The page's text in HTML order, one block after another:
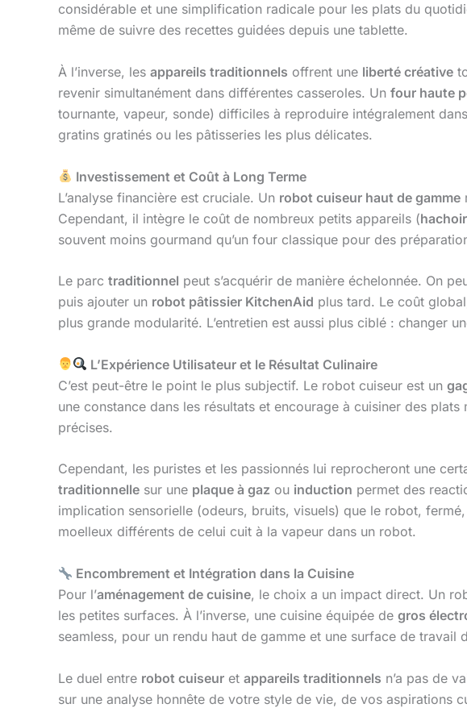
considérable et une simplification radicale pour les plats du
même de suivre des recettes guidées depuis une tablette.
À l’inverse, les appareils traditionnels offrent une liberté créative
revenir simultanément dans différentes casseroles. Un four haute
tournante, vapeur, sonde) difficiles à reproduire intégralement
gratins gratinés ou les pâtisseries les plus délicates.
Investissement et Coût à Long Terme
L’analyse financière est cruciale. Un robot cuiseur haut de gamme
Cependant, il intègre le coût de nombreux petits appareils (hachoir
souvent moins gourmand qu’un four classique pour des
Le parc traditionnel peut s’acquérir de manière échelonnée. On
puis ajouter un robot pâtissier KitchenAid plus tard. Le coût
plus grande modularité. L’entretien est aussi plus ciblé : changer
L’Expérience Utilisateur et le Résultat Culinaire
C’est peut-être le point le plus subjectif. Le robot cuiseur est un
une constance dans les résultats et encourage à cuisiner des
précises.
Cependant, les puristes et les passionnés lui reprocheront une
traditionnelle sur une plaque à gaz ou induction permet des
implication sensorielle (odeurs, bruits, visuels) que le robot,
moelleux différents de celui cuit à la vapeur dans un robot.
Encombrement et Intégration dans la Cuisine
Pour l’aménagement de cuisine, le choix a un impact direct. Un
les petites surfaces. À l’inverse, une cuisine équipée de gros
seamless, pour un rendu haut de gamme et une surface de
Le duel entre robot cuiseur et appareils traditionnels n’a pas de
sur une analyse honnête de votre style de vie, de vos aspirations